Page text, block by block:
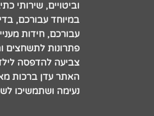
וביטויים, שירותי
במיוחד עבורכם,
עבורכם, חידות
פתרונות לתשחצים
צביעה להדפסה
האתר עדן ברכות
נעימה ושתמשיכו